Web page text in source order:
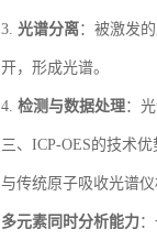
3. 光谱分离 ：被激发
开，形成光谱。
4. 检测与数据处理：
三、ICP-OES的技术优
与传统原子吸收光谱仪
多元素同时分析能力